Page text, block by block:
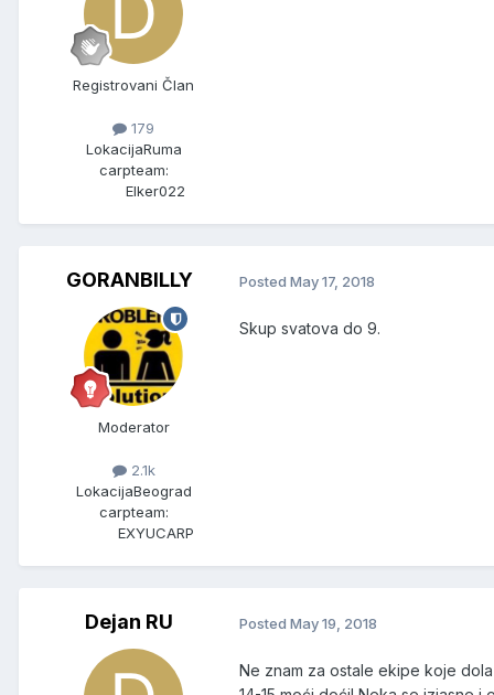
Registrovani Član
179
LokacijaRuma
carpteam:
Elker022
GORANBILLY
Moderator
2.1k
LokacijaBeograd
carpteam:
EXYUCARP
Posted May 17, 2018
Skup svatova do 9.
Dejan RU Posted May 19, 2018
Ne znam za ostale ekipe koje